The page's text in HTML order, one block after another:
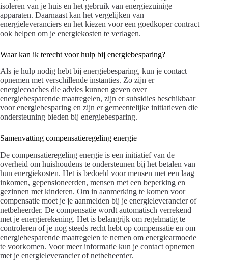
isoleren van je huis en het gebruik van energiezuinige
apparaten. Daarnaast kan het vergelijken van
energieleveranciers en het kiezen voor een goedkoper contract
ook helpen om je energiekosten te verlagen.
Waar kan ik terecht voor hulp bij energiebesparing?
Als je hulp nodig hebt bij energiebesparing, kun je contact
opnemen met verschillende instanties. Zo zijn er
energiecoaches die advies kunnen geven over
energiebesparende maatregelen, zijn er subsidies beschikbaar
voor energiebesparing en zijn er gemeentelijke initiatieven die
ondersteuning bieden bij energiebesparing.
Samenvatting compensatieregeling energie
De compensatieregeling energie is een initiatief van de
overheid om huishoudens te ondersteunen bij het betalen van
hun energiekosten. Het is bedoeld voor mensen met een laag
inkomen, gepensioneerden, mensen met een beperking en
gezinnen met kinderen. Om in aanmerking te komen voor
compensatie moet je je aanmelden bij je energieleverancier of
netbeheerder. De compensatie wordt automatisch verrekend
met je energierekening. Het is belangrijk om regelmatig te
controleren of je nog steeds recht hebt op compensatie en om
energiebesparende maatregelen te nemen om energiearmoede
te voorkomen. Voor meer informatie kun je contact opnemen
met je energieleverancier of netbeheerder.